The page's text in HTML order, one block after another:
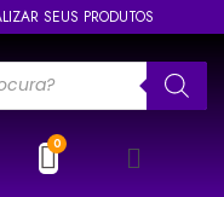
SEUS PRODUTOS